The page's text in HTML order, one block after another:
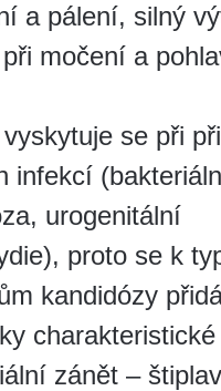
a pálení, silný
močení a
se při
infekcí
urogenitální
proto se k
kandidózy
zánět –